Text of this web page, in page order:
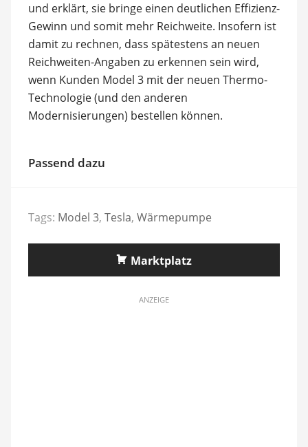
und erklärt, sie bringe einen deutlichen Effizienz-
Gewinn und somit mehr Reichweite. Insofern ist
damit zu rechnen, dass spätestens an neuen
Reichweiten-Angaben zu erkennen sein wird,
wenn Kunden Model 3 mit der neuen Thermo-
Technologie (und den anderen
Modernisierungen) bestellen können.
Passend dazu
Tags: Model 3, Tesla, Wärmepumpe
Marktplatz
ANZEIGE